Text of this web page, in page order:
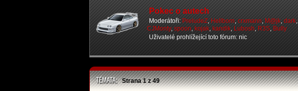
Pokec o autech
Moderátoři: PreludeZ, Hellborn, crxmann, M@jk, dark,
CJMonty, spoon, kojak, kandik, Lubosh, R3S, Bully
Uživatelé prohlížející toto fórum: nic
Strana1z49